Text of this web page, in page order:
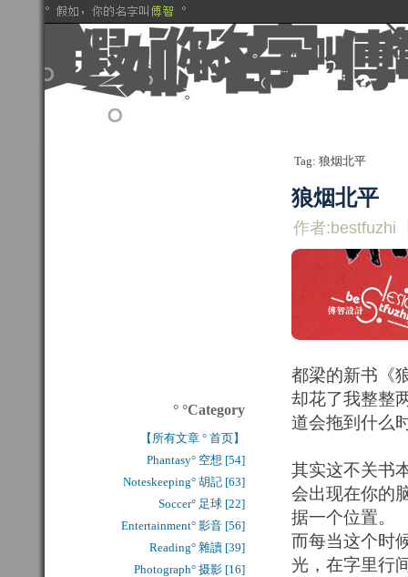
Tag: 狼烟北平
狼烟北平
作者:bestfuzhi
都梁的新书《
却花了我整整
道会拖到什么
其实这不关书
会出现在你的
据一个位置。
而每当这个时
光，在字里行
° °Category
【所有文章 ° 首页】
Phantasy° 空想 [54]
Noteskeeping° 胡記 [63]
Soccer° 足球 [22]
Entertainment° 影音 [56]
Reading° 雜讀 [39]
Photograph° 摄影 [16]